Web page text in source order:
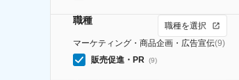
職種
職種を選択
マーケティング・商品企画・広告宣伝(9)
販売促進・PR (9)